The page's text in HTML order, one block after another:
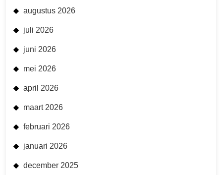
augustus 2026
juli 2026
juni 2026
mei 2026
april 2026
maart 2026
februari 2026
januari 2026
december 2025